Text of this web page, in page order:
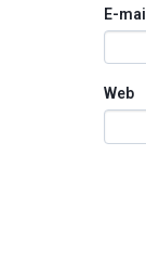
E-mail
Web